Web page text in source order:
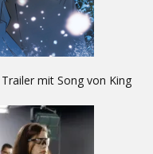
mit Song von King